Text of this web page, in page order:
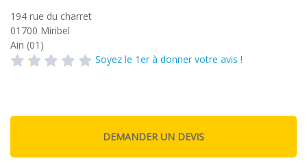
194 rue du charret
01700 Miribel
Ain (01)
Soyez le 1er à donner votre avis !